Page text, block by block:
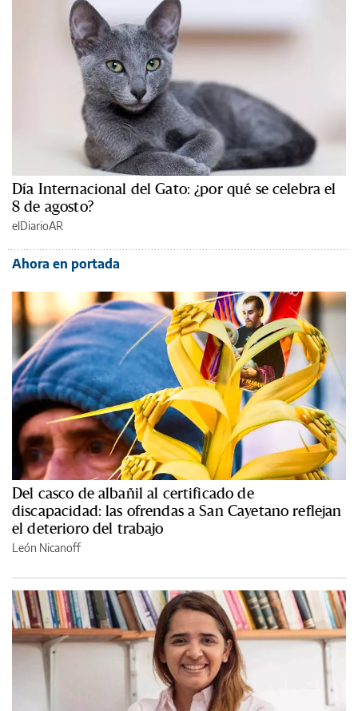
Día Internacional del Gato: ¿por qué se celebra el
8 de agosto?
elDiarioAR
Ahora en portada
Del casco de albañil al certificado de
discapacidad: las ofrendas a San Cayetano reflejan
el deterioro del trabajo
León Nicanoff